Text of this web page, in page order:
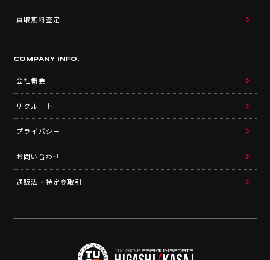
買取無料査定
COMPANY INFO.
会社概要
リクルート
プライバシー
お問い合わせ
通販法・特定商取引